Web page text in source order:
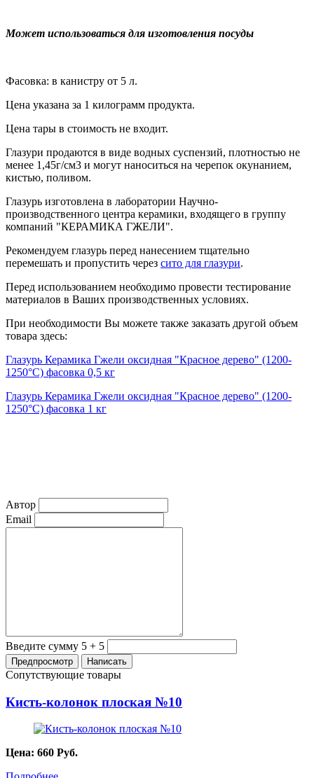
Может использоваться для изготовления посуды
Фасовка: в канистру от 5 л.
Цена указана за 1 килограмм продукта.
Цена тары в стоимость не входит.
Глазури продаются в виде водных суспензий, плотностью не
менее 1,45г/см3 и могут наноситься на черепок окунанием,
кистью, поливом.
Глазурь изготовлена в лаборатории Научно-
производственного центра керамики, входящего в группу
компаний "КЕРАМИКА ГЖЕЛИ".
Рекомендуем глазурь перед нанесением тщательно
перемешать и пропустить через сито для глазури.
Перед использованием необходимо провести тестирование
материалов в Ваших производственных условиях.
При необходимости Вы можете также заказать другой объем
товара здесь:
Глазурь Керамика Гжели оксидная "Красное дерево" (1200-
1250°С) фасовка 0,5 кг
Глазурь Керамика Гжели оксидная "Красное дерево" (1200-
1250°С) фасовка 1 кг
Автор
Email
Введите сумму 5 + 5
Сопутствующие товары
Кисть-колонок плоская №10
Цена: 660 Руб.